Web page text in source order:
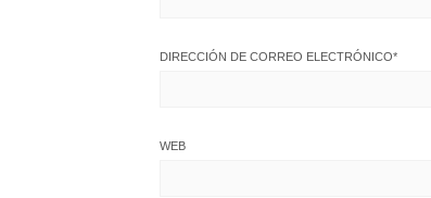
DIRECCIÓN DE CORREO ELECTRÓNICO*
WEB